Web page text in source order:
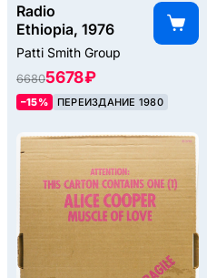
Radio
Ethiopia, 1976
Patti Smith Group
66805678 ₽
–15% ПЕРЕИЗДАНИЕ 1980